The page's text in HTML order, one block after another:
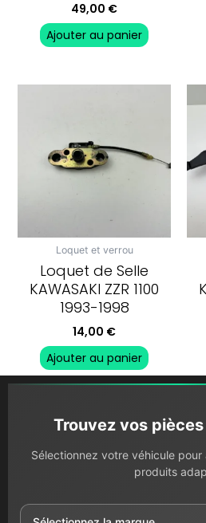
49,00 €
Ajouter au panier
Loquet et verrou
Loquet de Selle
KAWASAKI ZZR 1100
1993-1998
14,00 €
Ajouter au panier
Trouvez vos
Sélectionnez votre véhicule
produits